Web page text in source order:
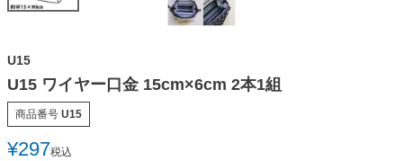
U15
U15 ワイヤー口金 15cm×6cm 2本1組
商品番号 U15
¥297税込